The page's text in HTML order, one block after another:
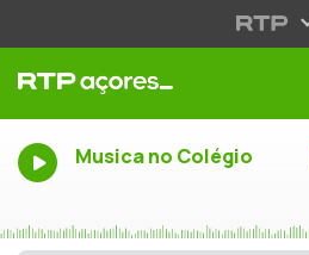
Musica no Colégio